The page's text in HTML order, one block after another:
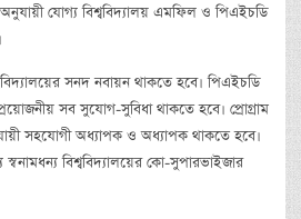
অনুযায়ী যোগ্য বিশ্ববিদ্যালয় এমফিল ও পিএইচডি
সনদ নবায়ন থাকতে হবে। পিএইচডি
সব সুযোগ-সুবিধা থাকতে হবে। প্রোগ্রাম
সহযোগী অধ্যাপক ও অধ্যাপক থাকতে হবে।
বিশ্ববিদ্যালয়ের কো-সুপারভাইজার